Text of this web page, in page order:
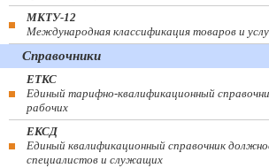
МКТУ-12
Международная классификация товаров и
Справочники
ЕТКС
Единый тарифно-квалификационный
рабочих
ЕКСД
Единый квалификационный справочник
специалистов и служащих